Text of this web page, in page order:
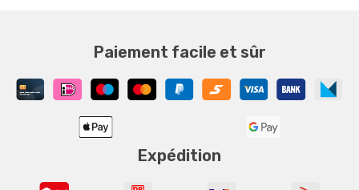
Paiement facile et sûr
Expédition